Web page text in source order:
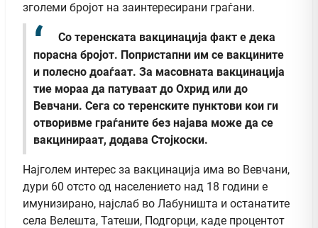
зголеми бројот на заинтересирани граѓани.
Со теренската вакцинација факт е дека
порасна бројот. Попристапни им се вакцините
и полесно доаѓаат. За масовната вакцинација
тие мораа да патуваат до Охрид или до
Вевчани. Сега со теренските пунктови кои ги
отворивме граѓаните без најава може да се
вакцинираат, додава Стојкоски.
Најголем интерес за вакцинација има во Вевчани,
дури 60 отсто од населението над 18 години е
имунизирано, најслаб во Лабуништа и останатите
села Велешта, Татеши, Подгорци, каде процентот